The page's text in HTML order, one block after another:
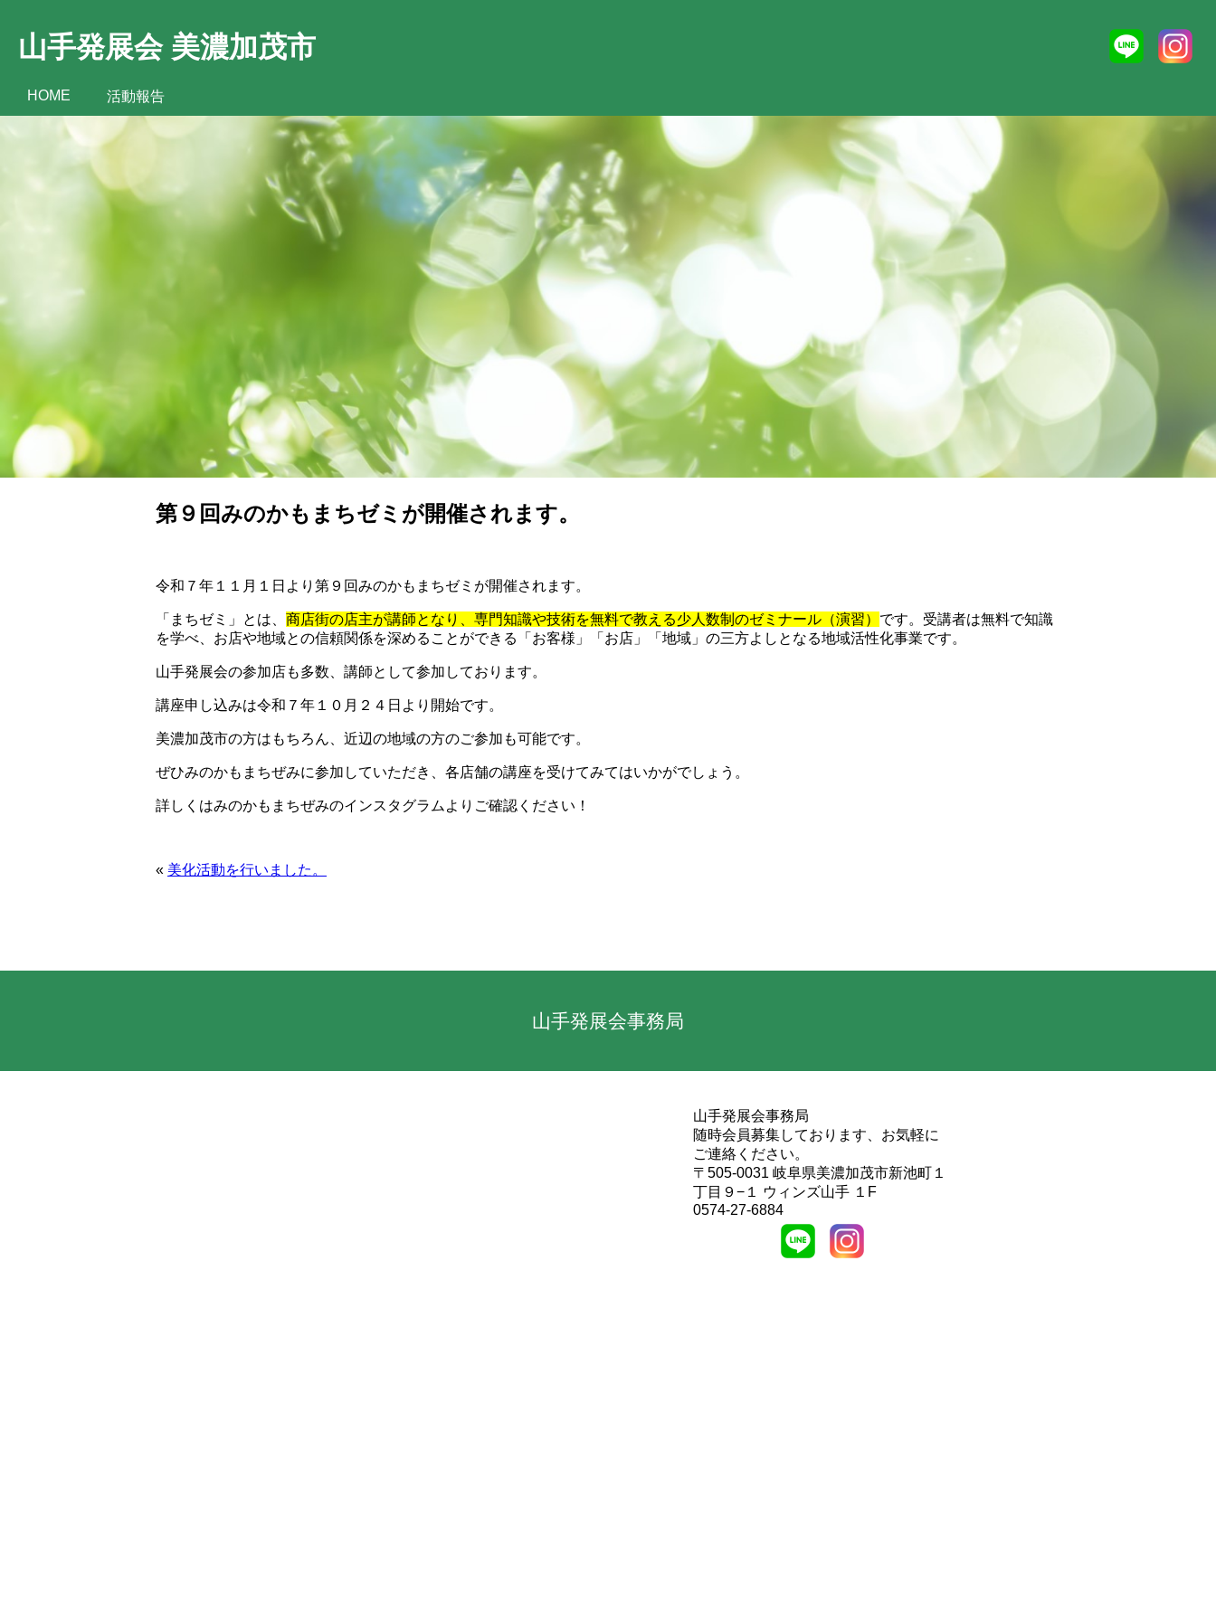
山手発展会 美濃加茂市
HOME 活動報告
第９回みのかもまちゼミが開催されます。
令和７年１１月１日より第９回みのかもまちゼミが開催されます。
「まちゼミ」とは、 商店街の店主が講師となり、専門知識や技術を無料で教える少人数制のゼミナール（演習） です。受講者は無料で知識
を学べ、お店や地域との信頼関係を深めることができる「お客様」「お店」「地域」の三方よしとなる地域活性化事業です。
山手発展会の参加店も多数、講師として参加しております。
講座申し込みは令和７年１０月２４日より開始です。
美濃加茂市の方はもちろん、近辺の地域の方のご参加も可能です。
ぜひみのかもまちぜみに参加していただき、各店舗の講座を受けてみてはいかがでしょう。
詳しくはみのかもまちぜみのインスタグラムよりご確認ください！
« 美化活動を行いました。
山手発展会事務局
山手発展会事務局
随時会員募集しております、お気軽に
ご連絡ください。
〒505-0031 岐阜県美濃加茂市新池町１
丁目９−１ ウィンズ山手 １F
0574-27-6884